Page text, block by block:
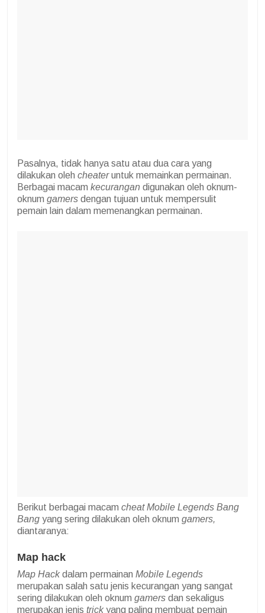
Pasalnya, tidak hanya satu atau dua cara yang
dilakukan oleh cheateruntuk memainkan permainan.
Berbagai macam kecurangan digunakan oleh oknum-
oknum gamers dengan tujuan untuk mempersulit
pemain lain dalam memenangkan permainan.
Berikut berbagai macam cheat Mobile Legends Bang
Bang yang sering dilakukan oleh oknum gamers,
diantaranya:
Map hack
Map Hackdalam permainan Mobile Legends
merupakan salah satu jenis kecurangan yang sangat
sering dilakukan oleh oknum gamers dan sekaligus
merupakan jenis trickyang paling membuat pemain